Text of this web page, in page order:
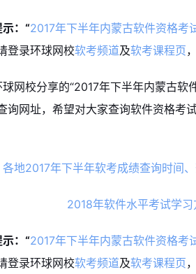
：“2017年下半年内蒙古软件资格考
登录环球网校软考频道及软考课程页
校分享的“2017年下半年内蒙古软
询网址，希望对大家查询软件资格考
各地2017年下半年软考成绩查询时间
2018年软件水平考试学
： “2017年下半年内蒙古软件资格考
登录环球网校软考频道及软考课程页